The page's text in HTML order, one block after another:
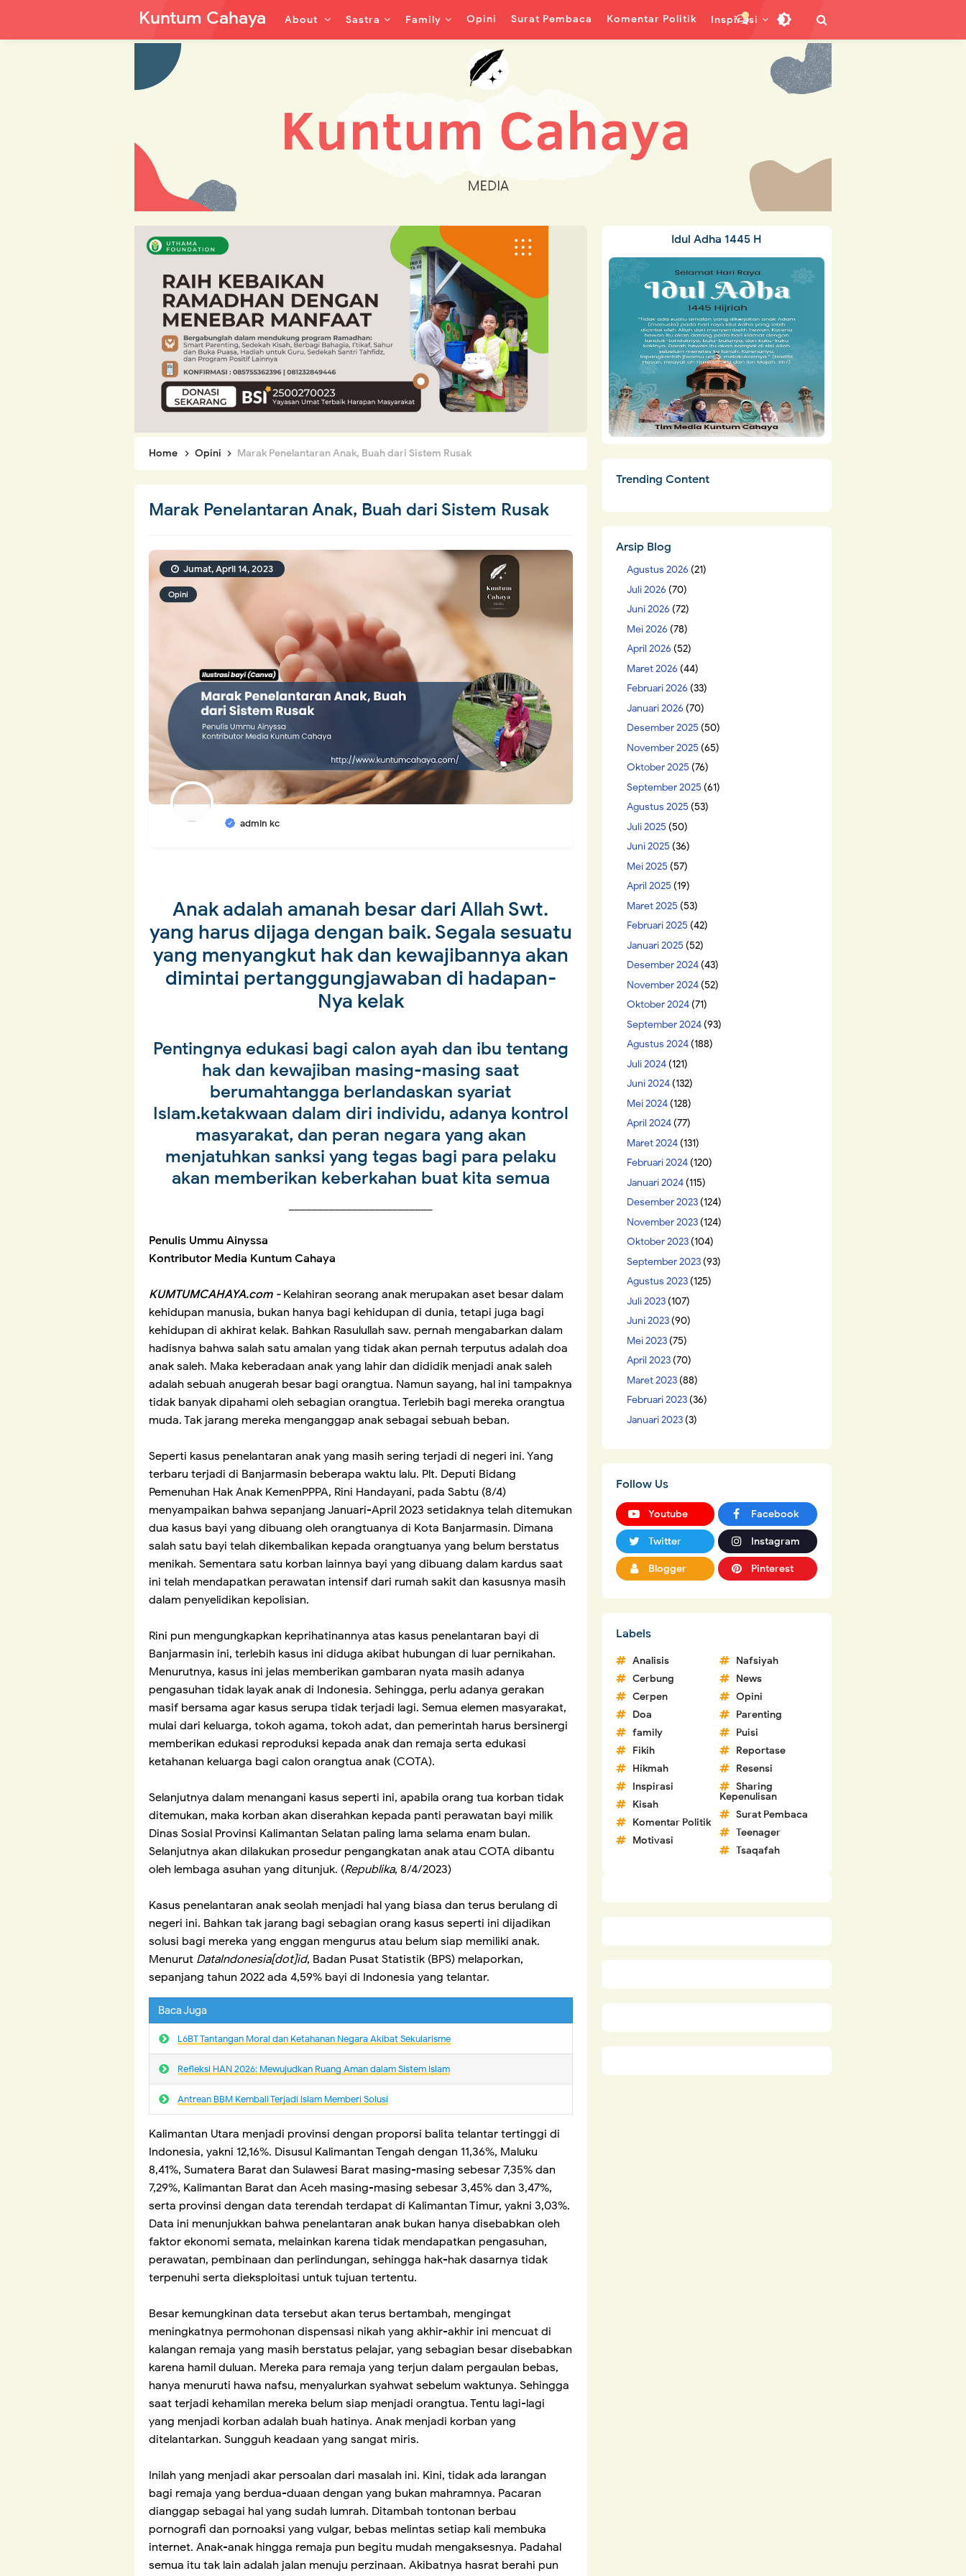
Kuntum Cahaya About Sastra Family Opini Surat Pembaca Komentar Politik Inspirasi
Home Opini Marak Penelantaran Anak, Buah dari Sistem Rusak
Marak Penelantaran Anak, Buah dari Sistem Rusak
Opini
admin kc
Jumat, April 14, 2023
Anak adalah amanah besar dari Allah Swt.
yang harus dijaga dengan baik. Segala sesuatu
yang menyangkut hak dan kewajibannya akan
dimintai pertanggungjawaban di hadapan-
Nya kelak
Pentingnya edukasi bagi calon ayah dan ibu tentang
hak dan kewajiban masing-masing saat
berumahtangga berlandaskan syariat
Islam.ketakwaan dalam diri individu, adanya kontrol
masyarakat, dan peran negara yang akan
menjatuhkan sanksi yang tegas bagi para pelaku
akan memberikan keberkahan buat kita semua
Penulis Ummu Ainyssa
Kontributor Media Kuntum Cahaya
KUMTUMCAHAYA.com - Kelahiran seorang anak merupakan aset besar dalam
kehidupan manusia, bukan hanya bagi kehidupan di dunia, tetapi juga bagi
kehidupan di akhirat kelak. Bahkan Rasulullah saw. pernah mengabarkan dalam
hadisnya bahwa salah satu amalan yang tidak akan pernah terputus adalah doa
anak saleh. Maka keberadaan anak yang lahir dan dididik menjadi anak saleh
adalah sebuah anugerah besar bagi orangtua. Namun sayang, hal ini tampaknya
tidak banyak dipahami oleh sebagian orangtua. Terlebih bagi mereka orangtua
muda. Tak jarang mereka menganggap anak sebagai sebuah beban.
Seperti kasus penelantaran anak yang masih sering terjadi di negeri ini. Yang
terbaru terjadi di Banjarmasin beberapa waktu lalu. Plt. Deputi Bidang
Pemenuhan Hak Anak KemenPPPA, Rini Handayani, pada Sabtu (8/4)
menyampaikan bahwa sepanjang Januari-April 2023 setidaknya telah ditemukan
dua kasus bayi yang dibuang oleh orangtuanya di Kota Banjarmasin. Dimana
salah satu bayi telah dikembalikan kepada orangtuanya yang belum berstatus
menikah. Sementara satu korban lainnya bayi yang dibuang dalam kardus saat
ini telah mendapatkan perawatan intensif dari rumah sakit dan kasusnya masih
dalam penyelidikan kepolisian.
Rini pun mengungkapkan keprihatinannya atas kasus penelantaran bayi di
Banjarmasin ini, terlebih kasus ini diduga akibat hubungan di luar pernikahan.
Menurutnya, kasus ini jelas memberikan gambaran nyata masih adanya
pengasuhan tidak layak anak di Indonesia. Sehingga, perlu adanya gerakan
masif bersama agar kasus serupa tidak terjadi lagi. Semua elemen masyarakat,
mulai dari keluarga, tokoh agama, tokoh adat, dan pemerintah harus bersinergi
memberikan edukasi reproduksi kepada anak dan remaja serta edukasi
ketahanan keluarga bagi calon orangtua anak (COTA).
Selanjutnya dalam menangani kasus seperti ini, apabila orang tua korban tidak
ditemukan, maka korban akan diserahkan kepada panti perawatan bayi milik
Dinas Sosial Provinsi Kalimantan Selatan paling lama selama enam bulan.
Selanjutnya akan dilakukan prosedur pengangkatan anak atau COTA dibantu
oleh lembaga asuhan yang ditunjuk. (Republika, 8/4/2023)
Kasus penelantaran anak seolah menjadi hal yang biasa dan terus berulang di
negeri ini. Bahkan tak jarang bagi sebagian orang kasus seperti ini dijadikan
solusi bagi mereka yang enggan mengurus atau belum siap memiliki anak.
Menurut DataIndonesia[dot]id, Badan Pusat Statistik (BPS) melaporkan,
sepanjang tahun 2022 ada 4,59% bayi di Indonesia yang telantar.
Baca Juga
L6BT Tantangan Moral dan Ketahanan Negara Akibat Sekularisme
Refleksi HAN 2026: Mewujudkan Ruang Aman dalam Sistem Islam
Antrean BBM Kembali Terjadi lslam Memberi Solusi
Kalimantan Utara menjadi provinsi dengan proporsi balita telantar tertinggi di
Indonesia, yakni 12,16%. Disusul Kalimantan Tengah dengan 11,36%, Maluku
8,41%, Sumatera Barat dan Sulawesi Barat masing-masing sebesar 7,35% dan
7,29%, Kalimantan Barat dan Aceh masing-masing sebesar 3,45% dan 3,47%,
serta provinsi dengan data terendah terdapat di Kalimantan Timur, yakni 3,03%.
Data ini menunjukkan bahwa penelantaran anak bukan hanya disebabkan oleh
faktor ekonomi semata, melainkan karena tidak mendapatkan pengasuhan,
perawatan, pembinaan dan perlindungan, sehingga hak-hak dasarnya tidak
terpenuhi serta dieksploitasi untuk tujuan tertentu.
Besar kemungkinan data tersebut akan terus bertambah, mengingat
meningkatnya permohonan dispensasi nikah yang akhir-akhir ini mencuat di
kalangan remaja yang masih berstatus pelajar, yang sebagian besar disebabkan
karena hamil duluan. Mereka para remaja yang terjun dalam pergaulan bebas,
hanya menuruti hawa nafsu, menyalurkan syahwat sebelum waktunya. Sehingga
saat terjadi kehamilan mereka belum siap menjadi orangtua. Tentu lagi-lagi
yang menjadi korban adalah buah hatinya. Anak menjadi korban yang
ditelantarkan. Sungguh keadaan yang sangat miris.
Inilah yang menjadi akar persoalan dari masalah ini. Kini, tidak ada larangan
bagi remaja yang berdua-duaan dengan yang bukan mahramnya. Pacaran
dianggap sebagai hal yang sudah lumrah. Ditambah tontonan berbau
pornografi dan pornoaksi yang vulgar, bebas melintas setiap kali membuka
internet. Anak-anak hingga remaja pun begitu mudah mengaksesnya. Padahal
semua itu tak lain adalah jalan menuju perzinaan. Akibatnya hasrat berahi pun
Idul Adha 1445 H
Trending Content
Arsip Blog
Agustus 2026 (21)
Juli 2026 (70)
Juni 2026 (72)
Mei 2026 (78)
April 2026 (52)
Maret 2026 (44)
Februari 2026 (33)
Januari 2026 (70)
Desember 2025 (50)
November 2025 (65)
Oktober 2025 (76)
September 2025 (61)
Agustus 2025 (53)
Juli 2025 (50)
Juni 2025 (36)
Mei 2025 (57)
April 2025 (19)
Maret 2025 (53)
Februari 2025 (42)
Januari 2025 (52)
Desember 2024(43)
November 2024(52)
Oktober 2024(71)
September 2024(93)
Agustus 2024(188)
Juli 2024(121)
Juni 2024(132)
Mei 2024(128)
April 2024(77)
Maret 2024(131)
Februari 2024(120)
Januari 2024(115)
Desember 2023(124)
November 2023(124)
Oktober 2023(104)
September 2023(93)
Agustus 2023(125)
Juli 2023(107)
Juni 2023(90)
Mei 2023(75)
April 2023(70)
Maret 2023(88)
Februari 2023(36)
Januari 2023(3)
Follow Us
Youtube Facebook
Twitter Instagram
Blogger Pinterest
Labels
Analisis
Cerbung
Cerpen
Doa
family
Fikih
Hikmah
Inspirasi
Kisah
Komentar Politik
Motivasi
Nafsiyah
News
Opini
Parenting
Puisi
Reportase
Resensi
Sharing
Kepenulisan
Surat Pembaca
Teenager
Tsaqafah